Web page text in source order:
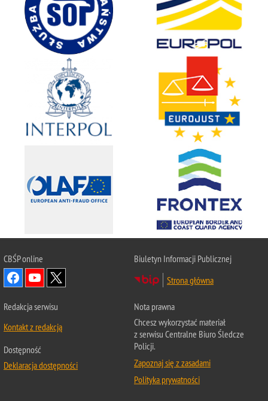
CBŚPonline
Biuletyn Informacji Publicznej
Strona główna
Redakcja serwisu
Kontakt z redakcją
Dostępność
Deklaracja dostępności
Nota prawna
Chcesz wykorzystać materiał
z serwisu Centralne Biuro Śledcze
Policji.
Zapoznaj się z zasadami
Polityka prywatności